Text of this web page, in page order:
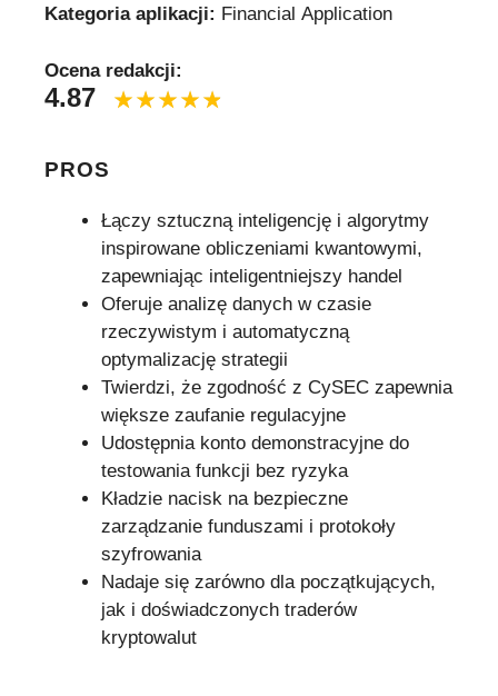
Kategoria aplikacji: Financial Application
Ocena redakcji:
4.87
PROS
Łączy sztuczną inteligencję i algorytmy
inspirowane obliczeniami kwantowymi,
zapewniając inteligentniejszy handel
Oferuje analizę danych w czasie
rzeczywistym i automatyczną
optymalizację strategii
Twierdzi, że zgodność z CySEC zapewnia
większe zaufanie regulacyjne
Udostępnia konto demonstracyjne do
testowania funkcji bez ryzyka
Kładzie nacisk na bezpieczne
zarządzanie funduszami i protokoły
szyfrowania
Nadaje się zarówno dla początkujących,
jak i doświadczonych traderów
kryptowalut